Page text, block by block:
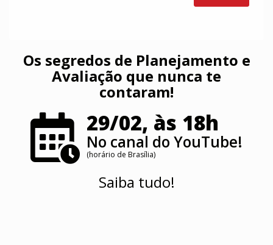
Os segredos de Planejamento e
Avaliação que nunca te
contaram!
29/02, às 18h
No canal do YouTube!
(horário de Brasília)
Saiba tudo!